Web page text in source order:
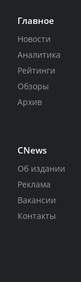
Главное
Новости
Аналитика
Рейтинги
Обзоры
Архив
CNews
Об издании
Реклама
Вакансии
Контакты